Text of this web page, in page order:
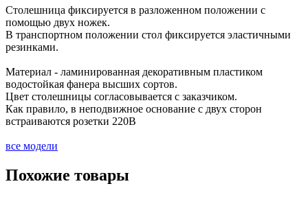
Столешница фиксируется в разложенном положении с
помощью двух ножек.
В транспортном положении стол фиксируется эластичными
резинками.
Материал - ламинированная декоративным пластиком
водостойкая фанера высших сортов.
Цвет столешницы согласовывается с заказчиком.
Как правило, в неподвижное основание с двух сторон
встраиваются розетки 220В
все модели
Похожие товары